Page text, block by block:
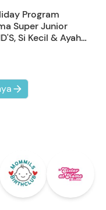
Program
Super Junior
Si Kecil & Ayah